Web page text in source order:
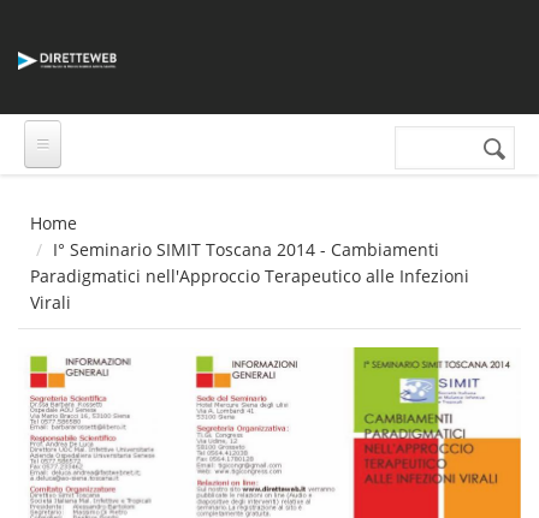
Form di
Cerca nel sito
Home
I° Seminario SIMIT Toscana 2014 - Cambiamenti
Paradigmatici nell'Approccio Terapeutico alle Infezioni
Virali